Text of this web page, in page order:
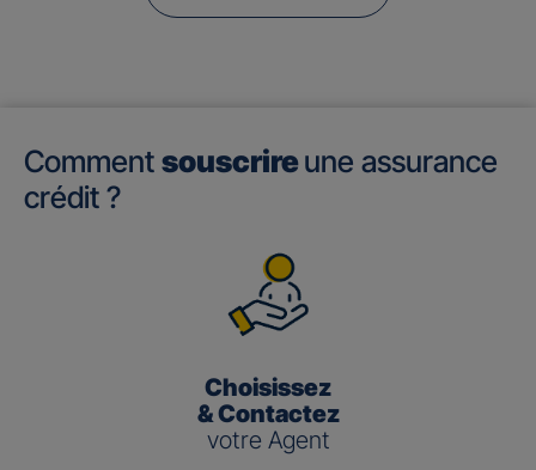
Comment souscrireune assurance
crédit ?
Choisissez
& Contactez
votre Agent